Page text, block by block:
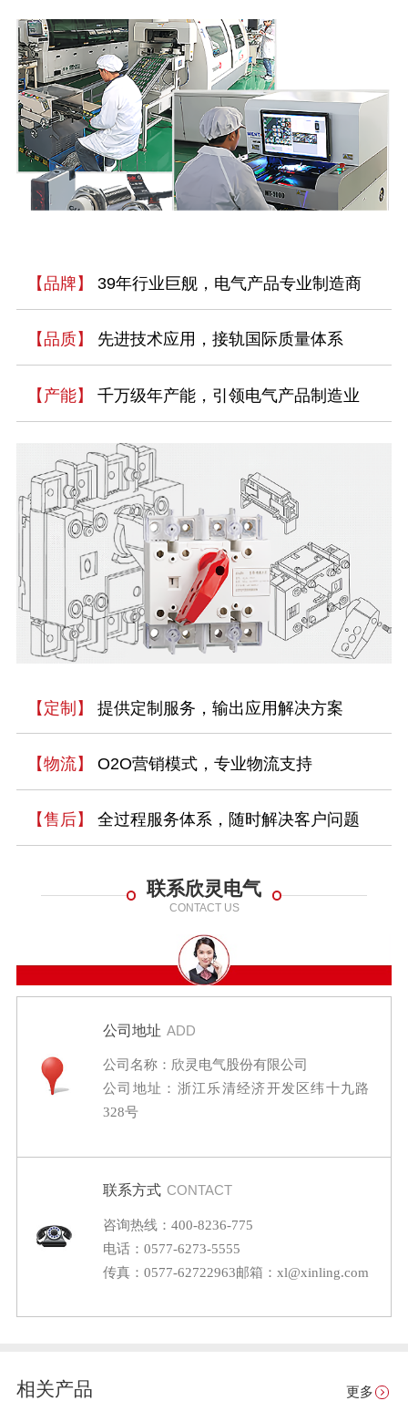
【品牌】 39年行业巨舰，电气产品专业制造商
【品质】 先进技术应用，接轨国际质量体系
【产能】 千万级年产能，引领电气产品制造业
【定制】 提供定制服务，输出应用解决方案
【物流】 O2O营销模式，专业物流支持
【售后】 全过程服务体系，随时解决客户问题
联系欣灵电气
CONTACT US
公司地址 ADD
公司名称：欣灵电气股份有限公司
公司地址：浙江乐清经济开发区纬十九路
328号
联系方式 CONTACT
咨询热线：400-8236-775
电话：0577-6273-5555
传真：0577-62722963邮箱：xl@xinling.com
相关产品 更多